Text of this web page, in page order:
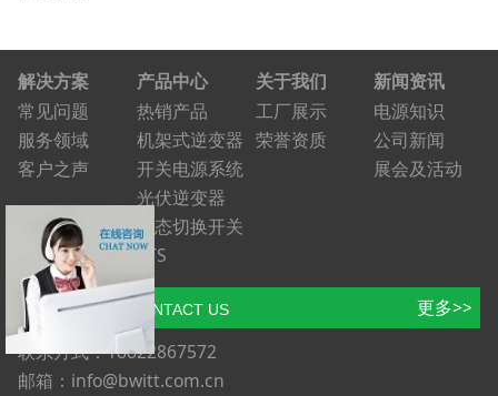
解决方案
常见问题
服务领域
客户之声
产品中心
热销产品
机架式逆变器
开关电源系统
光伏逆变器
静态切换开关
STS
关于我们
工厂展示
荣誉资质
新闻资讯
电源知识
公司新闻
展会及活动
联系方式 CONTACT US
更多>>
联系方式：18822867572
邮箱：info@bwitt.com.cn